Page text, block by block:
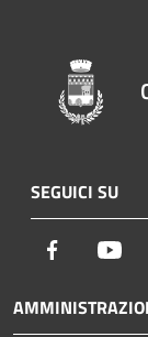
SEGUICI SU
Facebook